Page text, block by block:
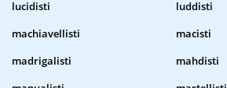
lucidisti
luddisti
machiavellisti
macisti
madrigalisti
mahdisti